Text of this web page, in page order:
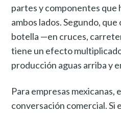
partes y componentes que
ambos lados. Segundo,
botella —en cruces,
tiene un efecto
producción aguas arriba y
Para empresas mexicanas,
conversación comercial. Si